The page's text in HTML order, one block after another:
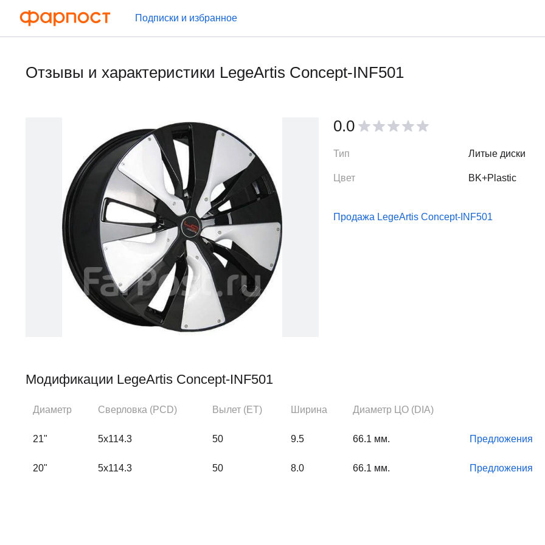
Подписки и избранное
Отзывы и характеристики LegeArtis Concept-INF501
0.0
Тип Литые диски
Цвет BK+Plastic
Продажа LegeArtis Concept-INF501
Модификации LegeArtis Concept-INF501
Диаметр Сверловка (PCD) Вылет (ЕТ) Ширина Диаметр ЦО (DIA)
21" 5x114.3 50 9.5 66.1 мм. Предложения
20" 5x114.3 50 8.0 66.1 мм. Предложения